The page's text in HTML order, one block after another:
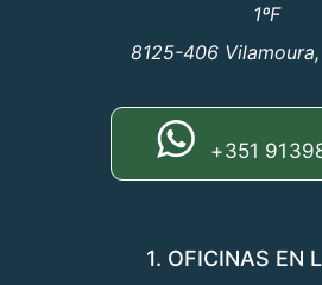
1ºF
8125-406
+351
1. OFICINAS EN